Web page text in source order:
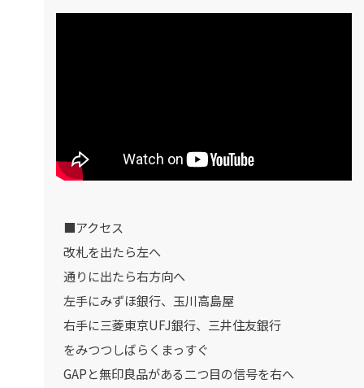
■アクセス
改札を出たら左へ
通りに出たら右方向へ
左手にみずほ銀行、玉川高島屋
右手に三菱東京UFJ銀行、三井住友銀行
をみつつしばらくまっすぐ
GAPと無印良品がある二つ目の信号を右へ